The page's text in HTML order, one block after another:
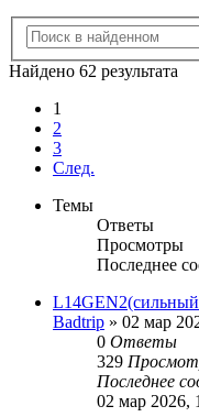
Найдено 62 результата
1
2
3
След.
Темы
Ответы
Просмотры
Последнее
L14GEN2(сильный
Badtrip » 02 мар
0 Ответы
329
Последнее
02 мар 2026,